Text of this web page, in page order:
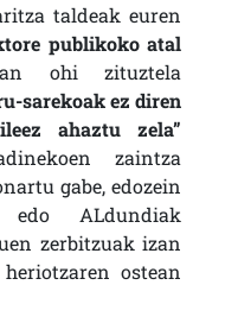
taldeak euren
publikoko atal
ohi zituztela
sarekoak ez diren
ahaztu zela”
zaintza
gabe, edozein
ALdundiak
zerbitzuak izan
ostean